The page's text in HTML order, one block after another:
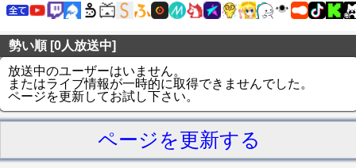
勢い順 [0人放送中]
放送中のユーザーはいません。
またはライブ情報が一時的に取得できませんでした。
ページを更新してお試し下さい。
ページを更新する